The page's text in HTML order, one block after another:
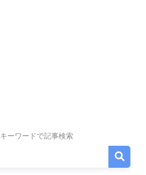
キーワードで記事検索